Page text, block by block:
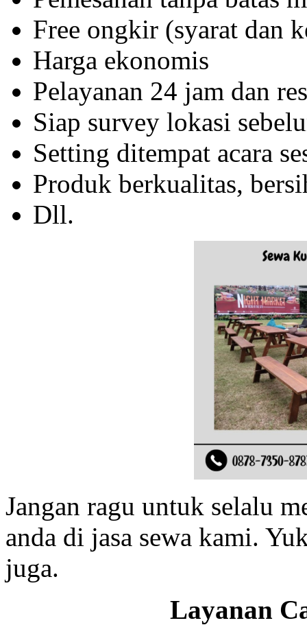
Free ongkir (syarat dan
Harga ekonomis
Pelayanan 24 jam dan
Siap survey lokasi
Setting ditempat acara
Produk berkualitas,
Dll.
Jangan ragu untuk selalu
anda di jasa sewa kami.
juga.
Layanan